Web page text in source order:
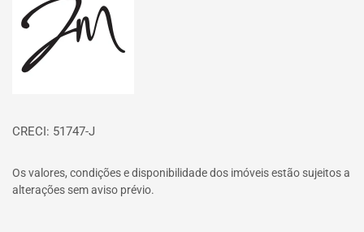
CRECI: 51747-J
Os valores, condições e disponibilidade dos imóveis estão sujeitos a
alterações sem aviso prévio.